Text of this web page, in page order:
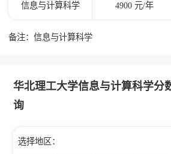
信息与计算科学 4900 元/年
备注：信息与计算科学
华北理工大学信息与计算科学分
询
选择地区：